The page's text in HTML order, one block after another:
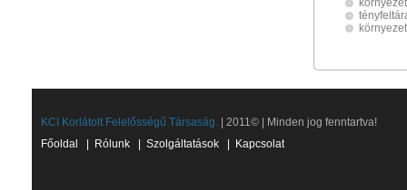
KCI Korlátolt Felelősségű Társaság. | 2011© | Minden jog fenntartva!
Főoldal
Rólunk Szolgáltatások Kapcsolat